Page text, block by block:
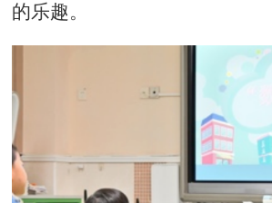
的乐趣。